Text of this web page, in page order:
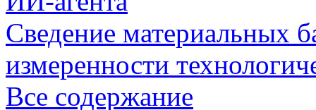
Сведение материальных
измеренности
Все содержание